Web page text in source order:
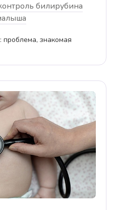
билирубина
знакомая